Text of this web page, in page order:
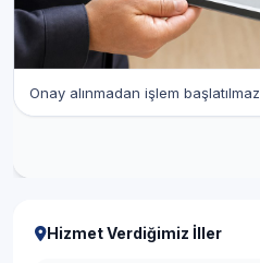
Onay alınmadan işlem başlatılmaz
Hizmet Verdiğimiz İller